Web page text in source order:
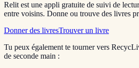
Relit est une appli gratuite de suivi de
entre voisins. Donne ou trouve des livres
Donner des livresTrouver un livre
Tu peux également te tourner vers
de seconde main :